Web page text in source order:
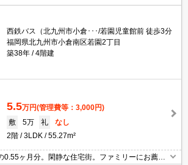
西鉄バス（北九州市小倉･･･/若園児童館前 徒歩3分
福岡県北九州市小倉南区若園2丁目
築38年
4階建
5.5万円(管理費等：3,000円)
敷
5万 礼
なし
2階
3LDK 55.27m²
0.55ヶ月分。閑静な住宅街。ファミリーにお薦